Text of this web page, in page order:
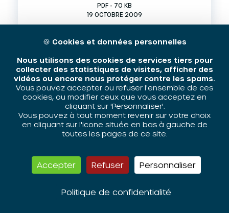
PDF - 70 KB
19 OCTOBRE 2009
politique de la ville et
contractualisation : Document
🍪 Cookies et données personnelles
Nous utilisons des cookies de services tiers pour
collecter des statistiques de visites, afficher des
vidéos ou encore nous protéger contre les spams.
Vous pouvez accepter ou refuser l'ensemble de ces
cookies, ou modifier ceux que vous acceptez en
cliquant sur 'Personnaliser'.
Vous pouvez à tout moment revenir sur votre choix
en cliquant sur l'icone située en bas à gauche de
toutes les pages de ce site.
Accepter Refuser Personnaliser
Politique de confidentialité